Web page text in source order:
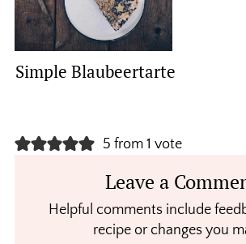
Simple Blaubeertarte
Reader
Interactions
5 from 1 vote
Leave a
Helpful comments include
recipe or changes you